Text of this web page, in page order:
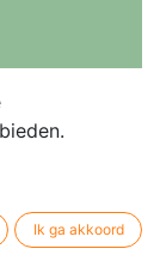
Ik ga akkoord